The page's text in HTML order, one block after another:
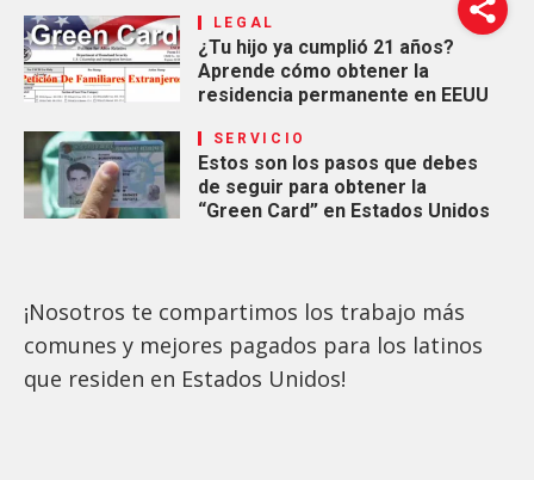
LEGAL
¿Tu hijo ya cumplió 21 años?
Aprende cómo obtener la
residencia permanente en EEUU
SERVICIO
Estos son los pasos que debes
de seguir para obtener la
“Green Card” en Estados Unidos
¡Nosotros te compartimos los trabajo más
comunes y mejores pagados para los latinos
que residen en Estados Unidos!